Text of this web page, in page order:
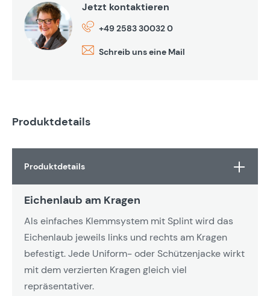
Jetzt kontaktieren
+49 2583 30032 0
Schreib uns eine Mail
Produktdetails
Produktdetails
Eichenlaub am Kragen
Als einfaches Klemmsystem mit Splint wird das
Eichenlaub jeweils links und rechts am Kragen
befestigt. Jede Uniform- oder Schützenjacke wirkt
mit dem verzierten Kragen gleich viel
repräsentativer.